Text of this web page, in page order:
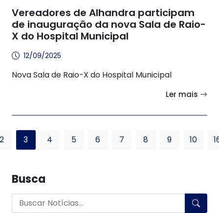
Vereadores de Alhandra participam
de inauguração da nova Sala de Raio-
X do Hospital Municipal
12/09/2025
Nova Sala de Raio-X do Hospital Municipal
Ler mais
2 3 4 5 6 7 8 9 10
Busca